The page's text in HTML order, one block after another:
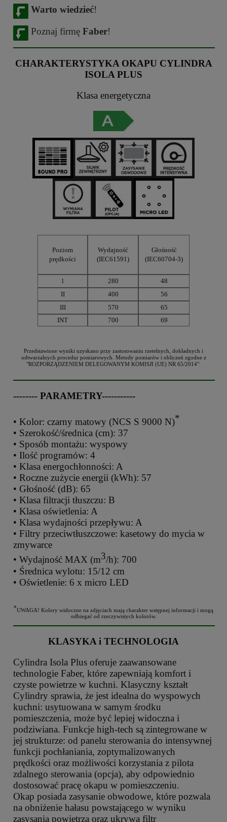
Warto wiedzieć!
Poznaj firmę Faber!
CHARAKTERYSTYKA OKAPU CYLINDRA
ISOLA PLUS
Klasa energetyczna
Poziom
prędkości
Wydajność
(IEC61591)
Głośność
(IEC60704-3)
l 280
48
II
400
56
III
570
65
INT
700 69
Przedstawione wyniki uzyskano przy zastosowaniu rzetelnych, dokładnych i
odtwarzalnych procedur pomiarowych. Metody pomiarów i obliczeń zgodne z
"ROZPORZĄDZENIEM DELEGOWANYM KOMISJI (UE) NR 65/2014".
-------- PARAMETRY-----------
• Kolor: czarny matowy (NCS S 9000 N)*
• Szerokość/średnica (cm): 37
• Sposób montażu: wyspowy
• Ilość programów: 4
• Klasa energochłonności: A
• Roczne zużycie energii (kWh): 57
• Głośność (dB): 65
• Klasa filtracji tłuszczu: B
• Klasa oświetlenia: A
• Klasa wydajności przepływu: A
• Filtry przeciwtłuszczowe: kasetowy do mycia w
zmywarce
• Wydajność MAX (m3/h): 700
• Średnica wylotu: 15/12 cm
• Oświetlenie: 6 x micro LED
*UWAGA! Kolory widoczne na zdjęciach mają charakter wstępnej informacji i mogą
odbiegać od rzeczywistych kolorów.
KLASYKA i TECHNOLOGIA
Cylindra Isola Plus oferuje zaawansowane
technologie Faber, które zapewniają komfort i
czyste powietrze w kuchni. Klasyczny kształt
Cylindry sprawia, że jest idealna do wyspowych
kuchni: usytuowana w samym środku
pomieszczenia, może być lepiej widoczna i
podziwiana. Funkcje high-tech są zintegrowane w
jej strukturze: od panelu sterowania do intensywnej
funkcji pochłaniania, zoptymalizowanych
prędkości oraz możliwości korzystania z pilota
zdalnego sterowania (opcja), aby odpowiednio
dostosować pracę okapu w pomieszczeniu.
Okap posiada zasysanie obwodowe, które pozwala
na obniżenie hałasu powstającego w wyniku
zasysania powietrza oraz ukrywa filtr